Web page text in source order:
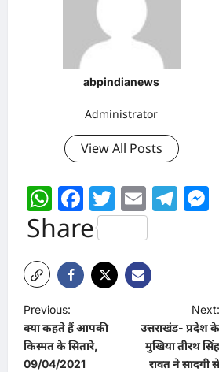
abpindianews
Administrator
View All Posts
WhatsApp
Facebook
Twitter
Email
Share
P
o
s
Previous:
क्या कहते हैं आपकी
किस्मत के सितारे,
09/04/2021
Next:
उत्तराखंड- प्रदेश के
मुखिया तीरथ सिंह
रावत ने सादगी से